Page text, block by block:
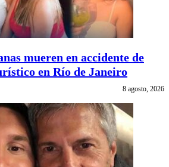
mueren en accidente de
en Río de Janeiro
8 agosto, 2026